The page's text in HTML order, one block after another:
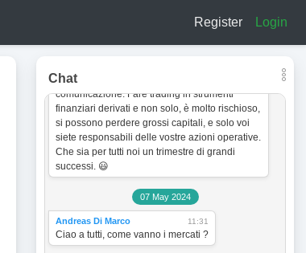
Register Login
Chat
In quanto tale non vogliono incentivare in
cambiamento senza obbligo di preventiva
comunicazione. Fare trading in strumenti
finanziari derivati e non solo, è molto rischioso,
si possono perdere grossi capitali, e solo voi
siete responsabili delle vostre azioni operative.
Che sia per tutti noi un trimestre di grandi
successi. 😃
07 May 2024
Andreas Di Marco 11:31
Ciao a tutti, come vanno i mercati ?